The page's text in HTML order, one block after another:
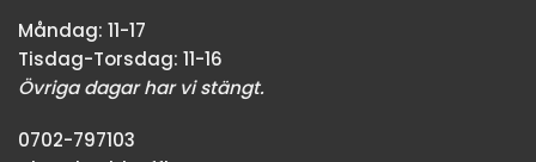
Måndag: 11-17
Tisdag-Torsdag: 11-16
Övriga dagar har vi stängt.
0702-797103